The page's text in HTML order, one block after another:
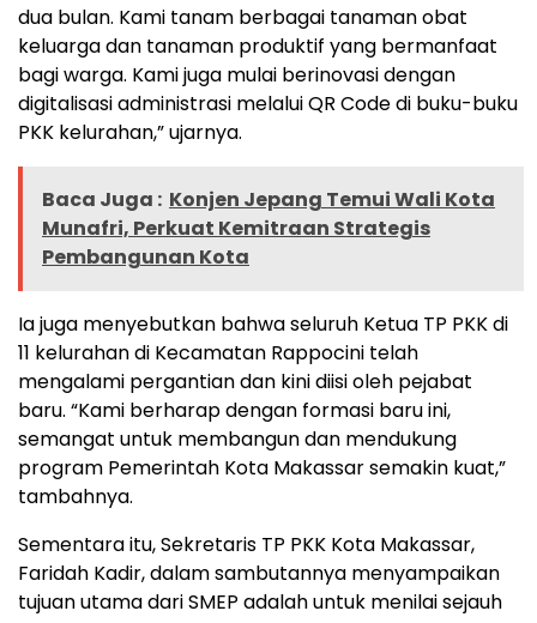
dua bulan. Kami tanam berbagai tanaman obat
keluarga dan tanaman produktif yang bermanfaat
bagi warga. Kami juga mulai berinovasi dengan
digitalisasi administrasi melalui QR Code di buku-buku
PKK kelurahan,” ujarnya.
Baca Juga : Konjen Jepang Temui Wali Kota
Munafri, Perkuat Kemitraan Strategis
Pembangunan Kota
Ia juga menyebutkan bahwa seluruh Ketua TP PKK di
11 kelurahan di Kecamatan Rappocini telah
mengalami pergantian dan kini diisi oleh pejabat
baru. “Kami berharap dengan formasi baru ini,
semangat untuk membangun dan mendukung
program Pemerintah Kota Makassar semakin kuat,”
tambahnya.
Sementara itu, Sekretaris TP PKK Kota Makassar,
Faridah Kadir, dalam sambutannya menyampaikan
tujuan utama dari SMEP adalah untuk menilai sejauh